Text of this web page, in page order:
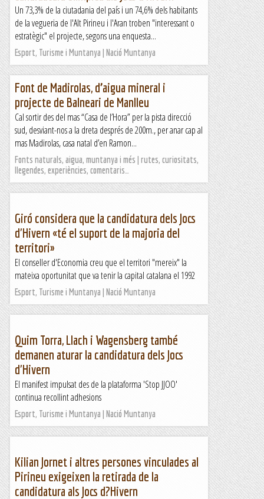
Un 73,3% de la ciutadania del país i un 74,6% dels habitants
de la vegueria de l'Alt Pirineu i l'Aran troben "interessant o
estratègic" el projecte, segons una enquesta...
Esport, Turisme i Muntanya | Nació Muntanya
Font de Madirolas, d’aigua mineral i
projecte de Balneari de Manlleu
Cal sortir des del mas “Casa de l’Hora” per la pista direcció
sud, desviant-nos a la dreta després de 200m., per anar cap al
mas Madirolas, casa natal d’en Ramon...
Fonts naturals, aigua, muntanya i més | rutes, curiositats,
llegendes, experiències, comentaris…
Giró considera que la candidatura dels Jocs
d'Hivern «té el suport de la majoria del
territori»
El conseller d'Economia creu que el territori "mereix" la
mateixa oportunitat que va tenir la capital catalana el 1992
Esport, Turisme i Muntanya | Nació Muntanya
Quim Torra, Llach i Wagensberg també
demanen aturar la candidatura dels Jocs
d'Hivern
El manifest impulsat des de la plataforma 'Stop JJOO'
continua recollint adhesions
Esport, Turisme i Muntanya | Nació Muntanya
Kilian Jornet i altres persones vinculades al
Pirineu exigeixen la retirada de la
candidatura als Jocs d?Hivern